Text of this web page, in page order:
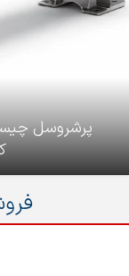
پرشروسل